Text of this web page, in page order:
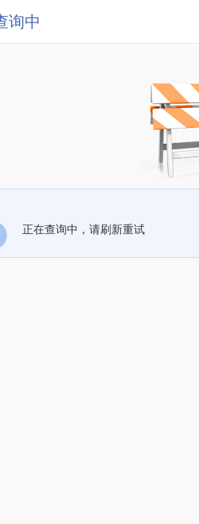
询中
正在查询中，请刷新重试